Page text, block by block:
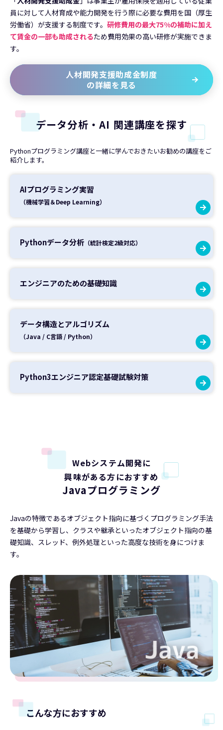
員に対して人材育成や能力開発を行う際に必要な費用を国（厚生
労働省）が支援する制度です。 研修費用の最大75%の補助に加え
て賃金の一部も助成されるため費用効果の高い研修が実施できま
す。
人材開発支援助成金制度
の詳細を見る
データ分析・AI 関連講座を探す
Pythonプログラミング講座と一緒に学んでおきたいお勧めの講座をご
紹介します。
AIプログラミング実習
（機械学習＆Deep Learning）
Pythonデータ分析 （統計検定2級対応）
エンジニアのための基礎知識
データ構造とアルゴリズム
（Java / C言語 / Python）
Python3エンジニア認定基礎試験対策
Webシステム開発に
興味がある方におすすめ
Javaプログラミング
Javaの特徴であるオブジェクト指向に基づくプログラミング手法
を基礎から学習し、クラスや継承といったオブジェクト指向の基
礎知識、スレッド、例外処理といった高度な技術を身につけま
す。
こんな方におすすめ